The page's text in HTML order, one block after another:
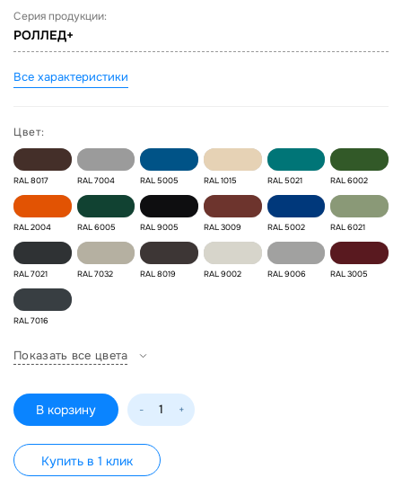
Серия продукции:
РОЛЛЕД+
Все характеристики
Цвет:
RAL 8017 RAL 7004 RAL 5005 RAL 1015 RAL 5021 RAL 6002
RAL 2004 RAL 6005 RAL 9005 RAL 3009 RAL 5002 RAL 6021
RAL 7021 RAL 7032 RAL 8019 RAL 9002 RAL 9006 RAL 3005
RAL 7016
Показать все цвета
В корзину - +
Купить в 1 клик